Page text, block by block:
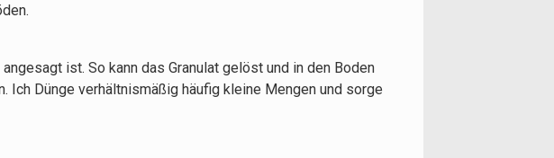
ist. So kann das Granulat gelöst und in den Boden
Ich Dünge verhältnismäßig häufig kleine Mengen und sorge